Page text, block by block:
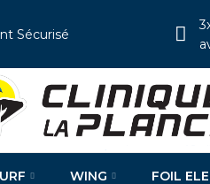
Sécurisé
WING FOIL